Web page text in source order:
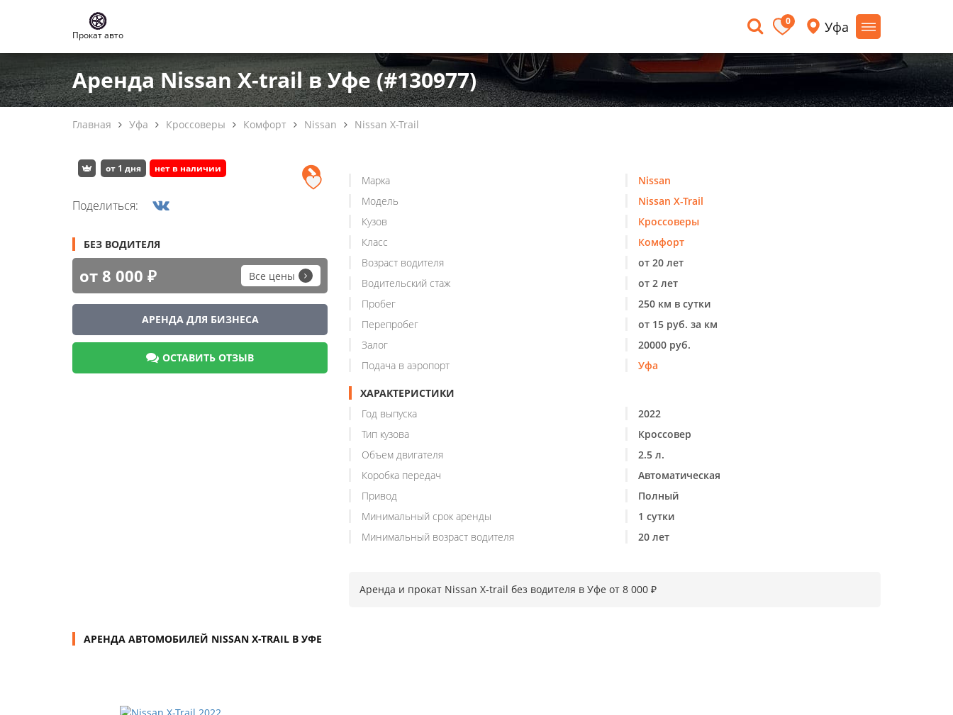
Прокат авто
0 Уфа
Аренда Nissan X-trail в Уфе (#130977)
Главная Уфа Кроссоверы Комфорт Nissan Nissan X-Trail
от 1 дня нет в наличии
Поделиться:
БЕЗ ВОДИТЕЛЯ
от 8 000 ₽ Все цены
АРЕНДА ДЛЯ БИЗНЕСА
ОСТАВИТЬ ОТЗЫВ
Марка
Nissan
Модель
Nissan X-Trail
Кузов
Кроссоверы
Класс
Комфорт
Возраст водителя
от 20 лет
Водительский стаж
от 2 лет
Пробег
250 км в сутки
Перепробег
от 15 руб. за км
Залог
20000 руб.
Подача в аэропорт
Уфа
ХАРАКТЕРИСТИКИ
Год выпуска
2022
Тип кузова
Кроссовер
Объем двигателя
2.5 л.
Коробка передач
Автоматическая
Привод
Полный
Минимальный срок аренды
1 сутки
Минимальный возраст водителя
20 лет
Аренда и прокат Nissan X-trail без водителя в Уфе от 8 000 ₽
АРЕНДА АВТОМОБИЛЕЙ NISSAN X-TRAIL В УФЕ